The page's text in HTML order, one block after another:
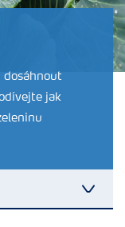
dosáhnout
jak